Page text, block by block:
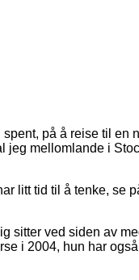
på å reise til en
jeg mellomlande i
litt tid til å tenke, se
sitter ved siden av
i 2004, hun har